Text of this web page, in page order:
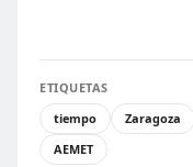
ETIQUETAS
tiempo
Zaragoza
AEMET